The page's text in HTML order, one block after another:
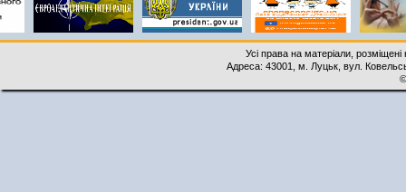
Усі права на матеріали,
Адреса: 43001, м. Луцьк, вул.